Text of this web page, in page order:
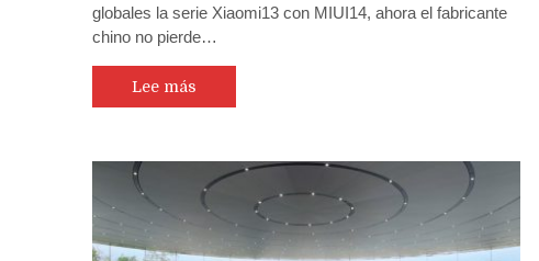
globales la serie Xiaomi13 con MIUI14, ahora el fabricante
chino no pierde…
Lee más